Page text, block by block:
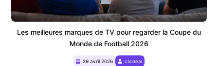
Les meilleures marques de TV pour regarder la Coupe du
Monde de Football 2026
29 avril 2026 clicdeal